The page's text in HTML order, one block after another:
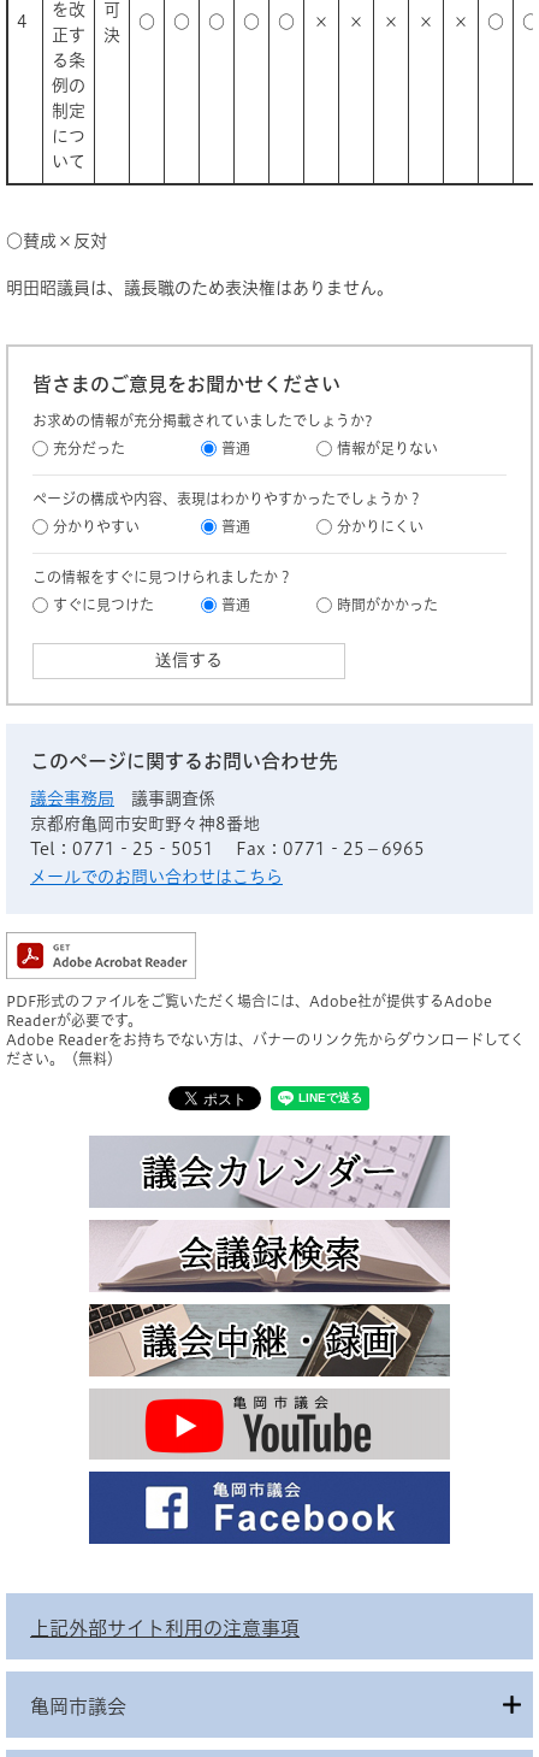
4
を改
正す
る条
例の
制定
につ
いて
可
決
○ ○ ○ ○ ○ × × × × × ○ ○
○賛成×反対
明田昭議員は、議長職のため表決権はありません。
皆さまのご意見をお聞かせください
お求めの情報が充分掲載されていましたでしょうか?
充分だった
普通 情報が足りない
ページの構成や内容、表現はわかりやすかったでしょうか？
分かりやすい
普通 分かりにくい
この情報をすぐに見つけられましたか？
すぐに見つけた
普通 時間がかかった
このページに関するお問い合わせ先
議会事務局
議事調査係
京都府亀岡市安町野々神8番地
Tel：0771‐25‐5051
Fax：0771‐25－6965
メールでのお問い合わせはこちら
PDF形式のファイルをご覧いただく場合には、Adobe社が提供するAdobe
Readerが必要です。
Adobe Readerをお持ちでない方は、バナーのリンク先からダウンロードしてく
ださい。（無料）
上記外部サイト利用の注意事項
亀岡市議会